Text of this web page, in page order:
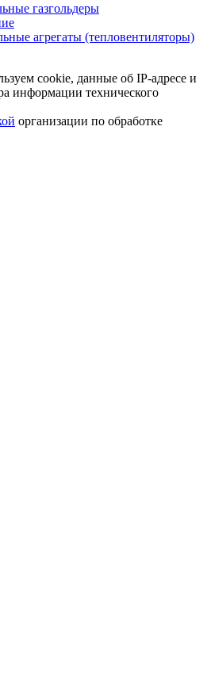
газгольдеры
агрегаты (тепловентиляторы)
cookie, данные об IP-адресе и
информации технического
организации по обработке